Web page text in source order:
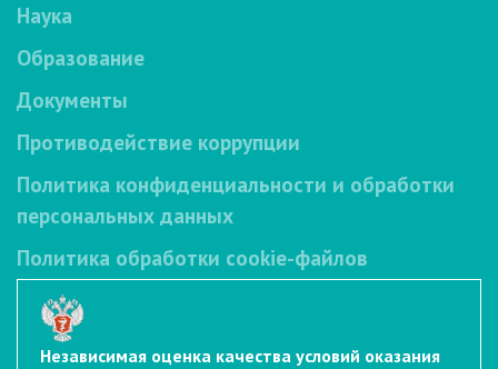
Наука
Образование
Документы
Противодействие коррупции
Политика конфиденциальности и обработки
персональных данных
Политика обработки cookie-файлов
Независимая оценка качества условий оказания